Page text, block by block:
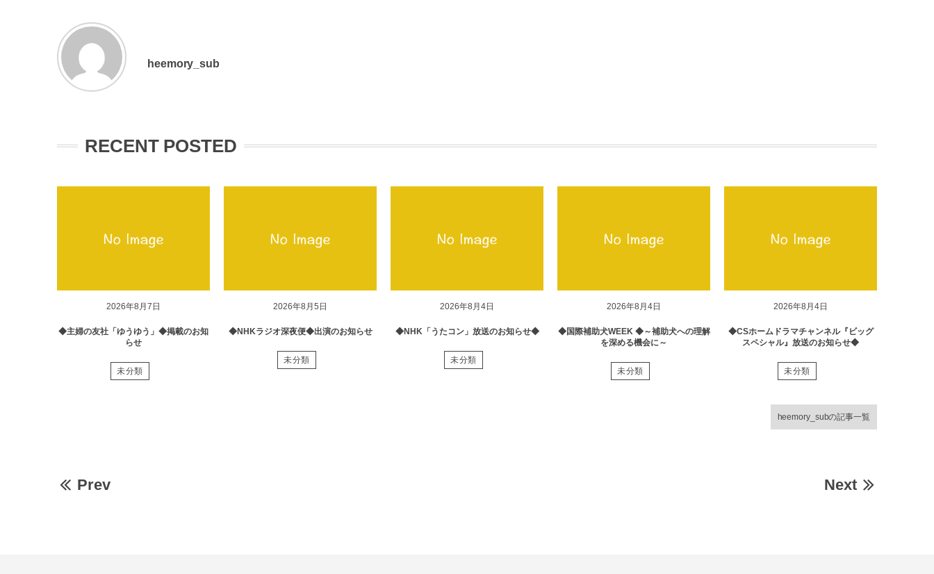
heemory_sub
RECENT POSTED
2026年8月7日
◆主婦の友社「ゆうゆう」◆掲載のお知
らせ
未分類
2026年8月5日
◆NHKラジオ深夜便◆出演のお知らせ
未分類
2026年8月4日
◆NHK「うたコン」放送のお知らせ◆
未分類
2026年8月4日
◆国際補助犬WEEK ◆～補助犬への理解
を深める機会に～
未分類
2026年8月4日
◆CSホームドラマチャンネル『ビッグ
スペシャル』放送のお知らせ◆
未分類
heemory_subの記事一覧
Prev Next